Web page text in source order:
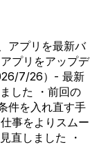
アプリを最新バ
プリをアップデ
7/26）- 最新
した ・前回の
件を入れ直す手
事をよりスムー
直しました ・